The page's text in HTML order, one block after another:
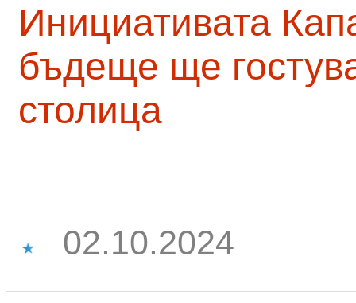
Инициативата
бъдеще ще
столица
02.10.2024